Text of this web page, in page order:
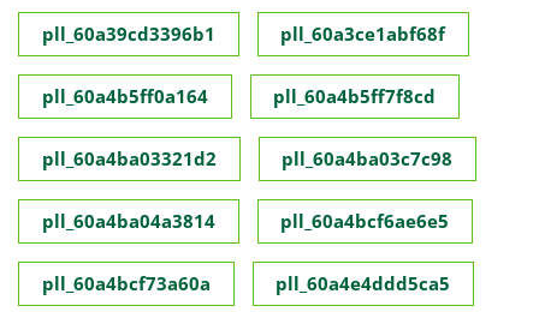
pll_60a39cd3396b1 pll_60a3ce1abf68f
pll_60a4b5ff0a164 pll_60a4b5ff7f8cd
pll_60a4ba03321d2 pll_60a4ba03c7c98
pll_60a4ba04a3814 pll_60a4bcf6ae6e5
pll_60a4bcf73a60a pll_60a4e4ddd5ca5